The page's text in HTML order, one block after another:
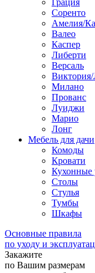
Грация
Соренто
Амелия/
Валео
Каспер
Либерти
Версаль
Милано
Прованс
Луиджи
Марио
Лонг
Мебель для дачи
Комоды
Кровати
Кухонные
Столы
Стулья
Тумбы
Шкафы
Основные правила
по уходу и
Закажите
по Вашим размерам